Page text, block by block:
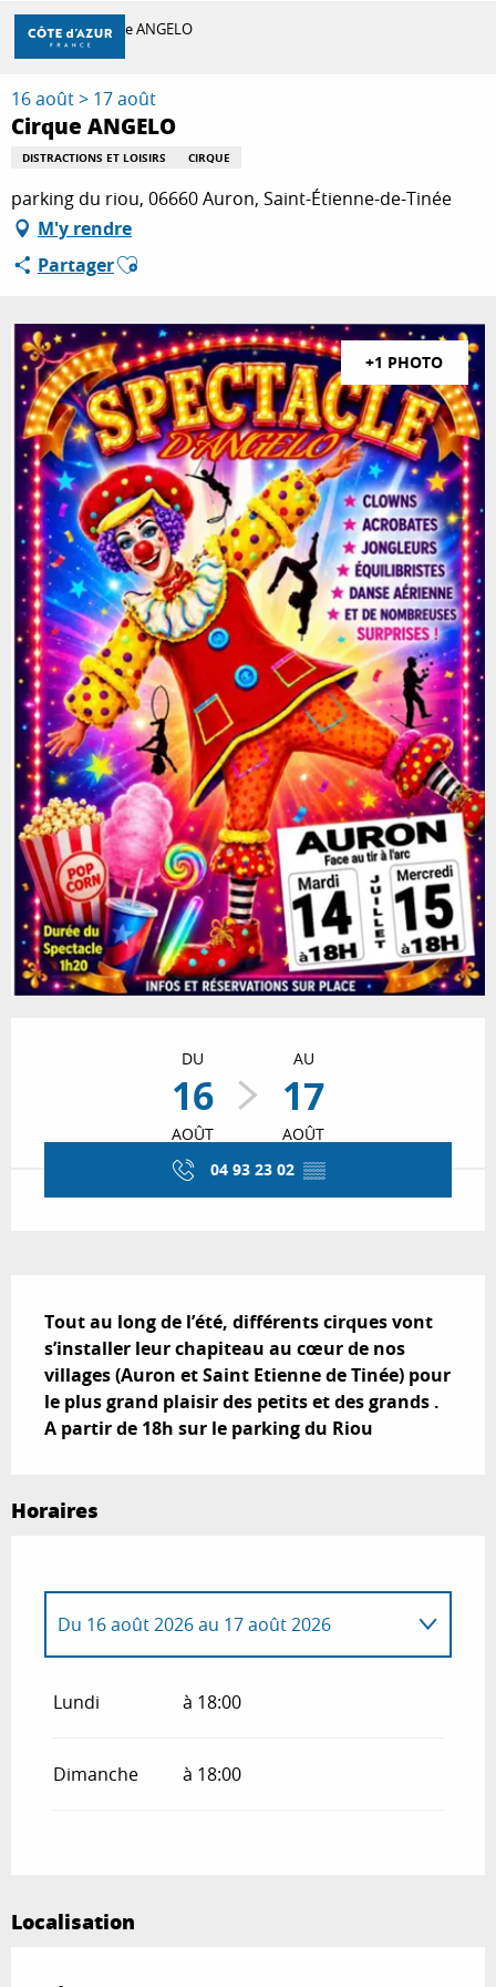
Aller
contenu
principal
DÉCOUVRIR
À FAIRE
SÉJOURNER
Accueil Cirque ANGELO
16 août > 17 août
Cirque ANGELO
DISTRACTIONS ET LOISIRS CIRQUE
parking du riou, 06660 Auron, Saint-Étienne-de-Tinée
M'y rendre
PartagerAjouter aux favoris
+1 PHOTO
DU
16
AOÛT
AU
17
AOÛT
04 93 23 02 ▒▒
Tout au long de l’été, différents cirques vont
s’installer leur chapiteau au cœur de nos
villages (Auron et Saint Etienne de Tinée) pour
le plus grand plaisir des petits et des grands .
A partir de 18h sur le parking du Riou
Horaires
14 juillet 2026 au15 juillet 2026
Du 16 août 2026au 17 août 2026
Lundi à 18:00
Dimanche à 18:00
Localisation